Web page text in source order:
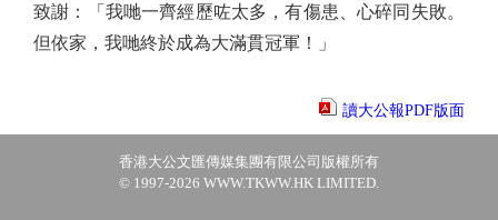
致謝：「我哋一齊經歷咗太多，有傷患、心碎同失敗。
但依家，我哋終於成為大滿貫冠軍！」
讀大公報PDF版面
香港大公文匯傳媒集團有限公司版權所有
© 1997-2026 WWW.TKWW.HK LIMITED.